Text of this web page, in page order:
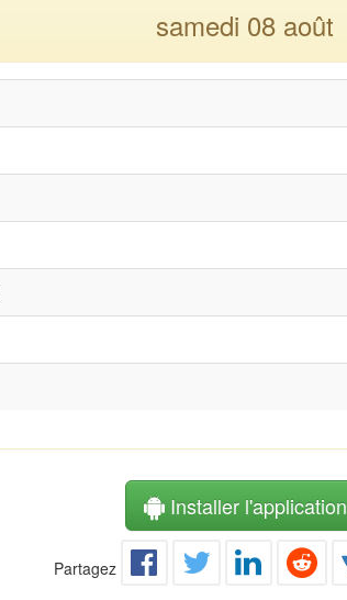
samedi 08 août
Installer l'application
Partagez